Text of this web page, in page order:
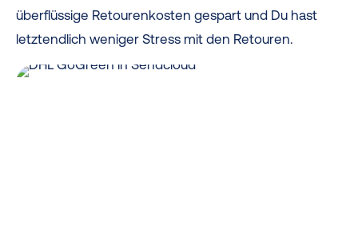
überflüssige Retourenkosten gespart und Du hast
letztendlich weniger Stress mit den Retouren.